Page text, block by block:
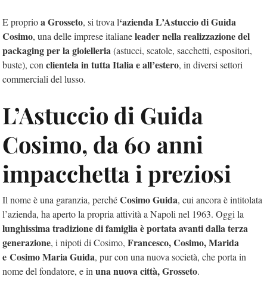
E proprioa Grosseto, si trova l‘azienda L’Astuccio di Guida
Cosimo, una delle imprese italianeleader nella realizzazione del
packaging per la gioielleria(astucci, scatole, sacchetti, espositori,
buste), con clientela in tutta Italia e all’estero, in diversi settori
commerciali del lusso.
L’Astuccio di Guida
Cosimo, da 60 anni
impacchetta i preziosi
Il nome è una garanzia, perchéCosimo Guida, cui ancora è intitolata
l’azienda, ha aperto la propria attività a Napoli nel 1963. Oggi la
lunghissima tradizione di famiglia è portata avanti dalla terza
generazione, i nipoti di Cosimo, Francesco, Cosimo, Marida
e Cosimo Maria Guida, pur con una nuova società, che porta in
nome del fondatore, e in una nuova città, Grosseto.